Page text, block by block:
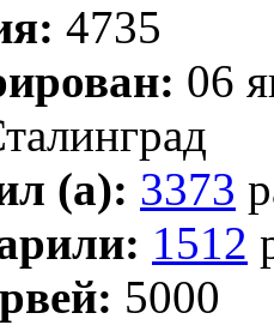
4735
06
(а): 3373
1512
5000